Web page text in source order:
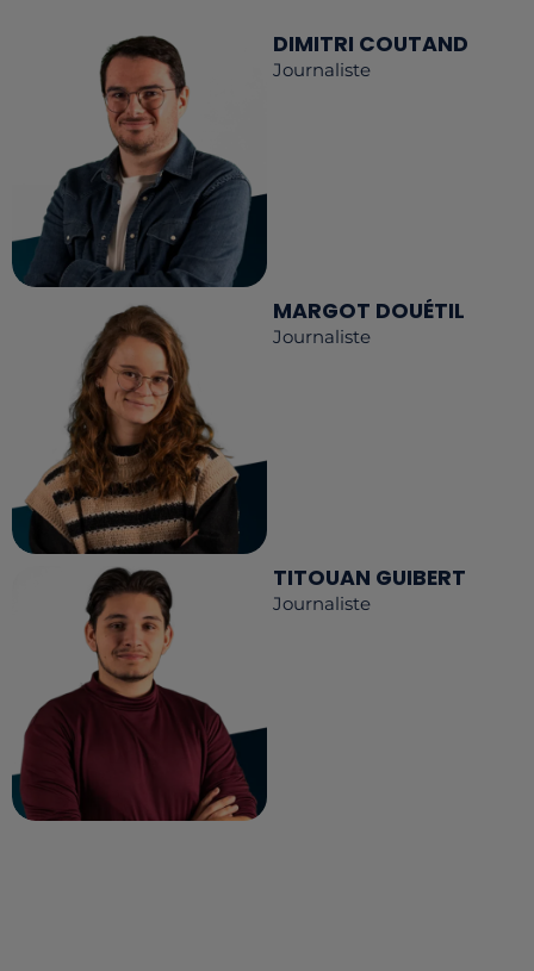
DIMITRI COUTAND
Journaliste
MARGOT DOUÉTIL
Journaliste
TITOUAN GUIBERT
Journaliste